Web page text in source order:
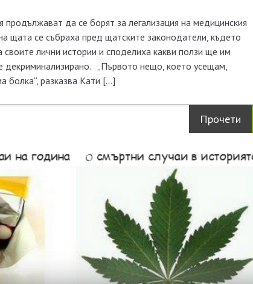
да се борят за легализация на медицинския
щата се събраха пред щатските законодатели, където
своите лични истории и споделиха какви ползи ще им
декриминализирано. „Първото нещо, което усещам,
болка“, разказва Кати […]
Прочети